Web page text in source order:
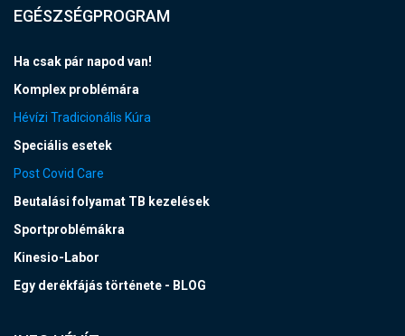
EGÉSZSÉGPROGRAM
Ha csak pár napod van!
Komplex problémára
Hévízi Tradicionális Kúra
Speciális esetek
Post Covid Care
Beutalási folyamat TB kezelések
Sportproblémákra
Kinesio-Labor
Egy derékfájás története - BLOG